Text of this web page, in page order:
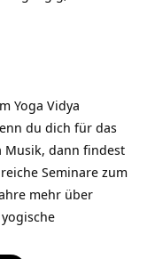
Yoga Vidya
du dich für das
dann findest
Seminare zum
mehr über